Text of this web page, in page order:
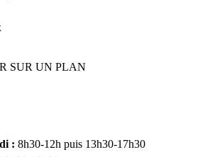
SUR UN PLAN
: 8h30-12h puis 13h30-17h30